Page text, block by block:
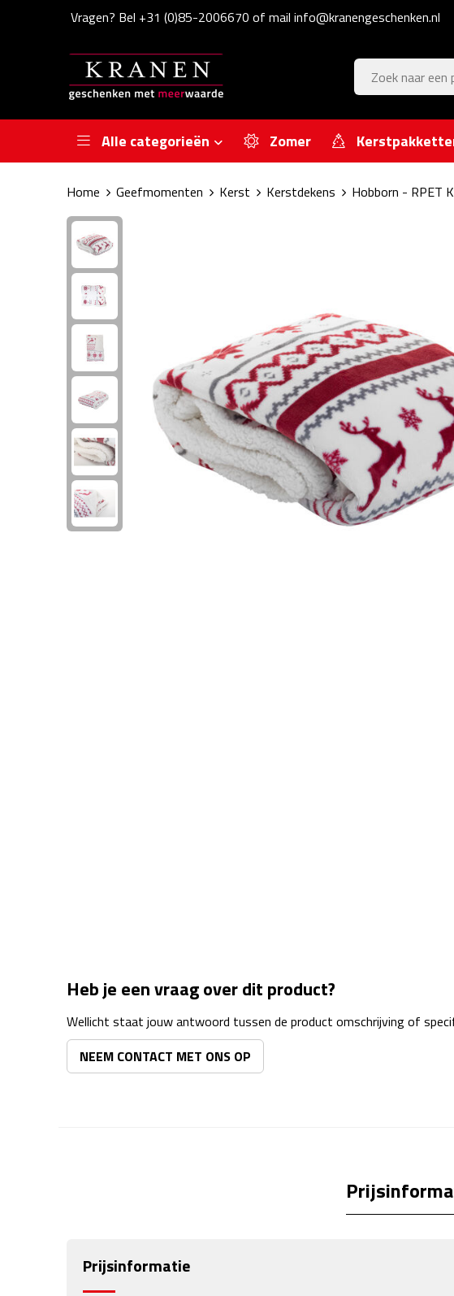
Vragen? Bel +31 (0)85-2006670 of mail info@kranengeschenken.nl
Alle categorieën Zomer
Home Geefmomenten Kerst Kerstdekens Hobborn - RPET
Heb je een vraag over dit product?
Wellicht staat jouw antwoord tussen de product omschrijving of
NEEM CONTACT MET ONS OP
Prijsinformatie